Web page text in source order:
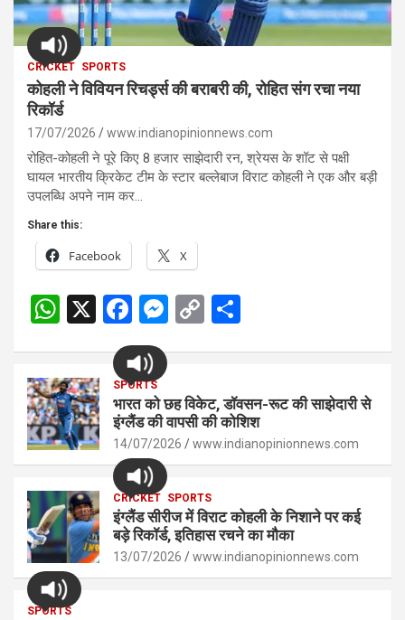
CRICKET SPORTS
कोहली ने विवियन रिचर्ड्स की बराबरी की, रोहित संग रचा नया
रिकॉर्ड
17/07/2026 www.indianopinionnews.com
रोहित-कोहली ने पूरे किए 8 हजार साझेदारी रन, श्रेयस के शॉट से पक्षी
घायल भारतीय क्रिकेट टीम के स्टार बल्लेबाज विराट कोहली ने एक और बड़ी
उपलब्धि अपने नाम कर…
Share this:
Facebook X
W
s
A
p
p
X
F
a
ce
b
o
o
k
M
n
g
er
C
Li
n
k
e
SPORTS
भारत को छह विकेट, डॉवसन-रूट की साझेदारी से
इंग्लैंड की वापसी की कोशिश
14/07/2026 www.indianopinionnews.com
CRICKET SPORTS
इंग्लैंड सीरीज में विराट कोहली के निशाने पर कई
बड़े रिकॉर्ड, इतिहास रचने का मौका
13/07/2026 www.indianopinionnews.com
SPORTS